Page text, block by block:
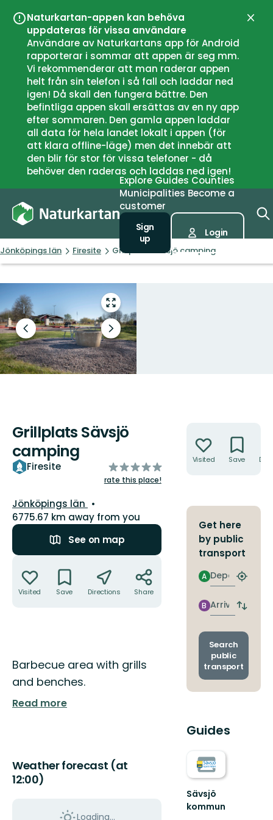
Naturkartan-appen kan behöva
uppdateras för vissa användare
Användare av Naturkartans app för Android
rapporterar i sommar att appen är seg mm.
Vi rekommenderar att man raderar appen
helt från sin telefon i så fall och laddar ned
igen! Då skall den fungera bättre. Den
befintliga appen skall ersättas av en ny app
efter sommaren. Den gamla appen laddar
all data för hela landet lokalt i appen (för
att klara offline-läge) men det innebär att
den blir för stor för vissa telefoner - då
behöver den raderas och laddas ned igen!
Close
Explore Guides Counties
Municipalities Become a
customer
Sign
up
Login
Jönköpings län Firesite Grillplats Sävsjö camping
Enter
fullscreen
Previous
slide
Next
slide
Grillplats Sävsjö
camping
Firesite
of
5
rate this place!
County:
Jönköpings län
6775.67 km away from you
See on map
Visited Save Directions Share
Description
Barbecue area with grills
and benches.
Read more
Weather forecast (at
12:00)
Loading...
Visited Save
Get here
by public
transport
Departure
A
Find
stop
Arrival
B
Switch
and
Search
public
transport
Guides
Sävsjö
kommun